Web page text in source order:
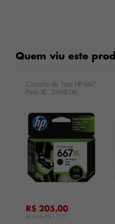
Quem viu este
Cartucho de Tinta HP 667
Preto XL - 3YM81AL
R$ 205,00
ou 4x de R$ 51,25